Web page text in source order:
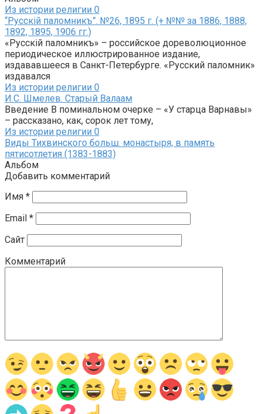
Из истории религии 0
“Русскiй паломникъ”. №26, 1895 г. (+ №№ за 1886, 1888,
1892, 1895, 1906 гг.)
«Русскiй паломникъ» – российское дореволюционное
периодическое иллюстрированное издание,
издававшееся в Санкт-Петербурге. «Русский паломник»
издавался
Из истории религии 0
И.С. Шмелев. Старый Валаам
Введение В поминальном очерке – «У старца Варнавы»
– рассказано, как, сорок лет тому,
Из истории религии 0
Виды Тихвинского больш. монастыря, в память
пятисотлетия (1383-1883)
Альбом
Добавить комментарий
Имя *
Email *
Сайт
Комментарий